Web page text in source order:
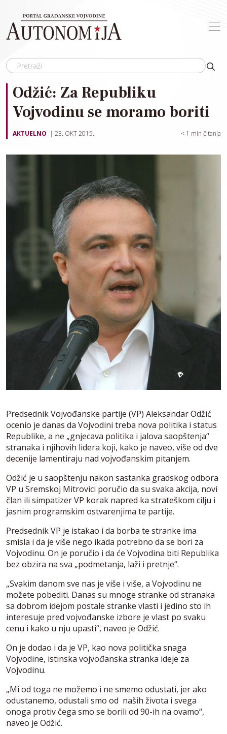
Odžić: Za Republiku
Vojvodinu se moramo boriti
AKTUELNO 23. OKT 2015. < 1 min čitanja
Predsednik Vojvođanske partije (VP) Aleksandar Odžić
ocenio je danas da Vojvodini treba nova politika i status
Republike, a ne „gnjecava politika i jalova saopštenja“
stranaka i njihovih lidera koji, kako je naveo, više od dve
decenije lamentiraju nad vojvođanskim pitanjem.
Odžić je u saopštenju nakon sastanka gradskog odbora
VP u Sremskoj Mitrovici poručio da su svaka akcija, novi
član ili simpatizer VP korak napred ka strateškom cilju i
jasnim programskim ostvarenjima te partije.
Predsednik VP je istakao i da borba te stranke ima
smisla i da je više nego ikada potrebno da se bori za
Vojvodinu. On je poručio i da će Vojvodina biti Republika
bez obzira na sva „podmetanja, laži i pretnje“.
„Svakim danom sve nas je više i više, a Vojvodinu ne
možete pobediti. Danas su mnoge stranke od stranaka
sa dobrom idejom postale stranke vlasti i jedino sto ih
interesuje pred vojvođanske izbore je vlast po svaku
cenu i kako u nju upasti“, naveo je Odžić.
On je dodao i da je VP, kao nova politička snaga
Vojvodine, istinska vojvođanska stranka ideje za
Vojvodinu.
„Mi od toga ne možemo i ne smemo odustati, jer ako
odustanemo, odustali smo od naših života i svega
onoga protiv čega smo se borili od 90-ih na ovamo“,
naveo je Odžić.